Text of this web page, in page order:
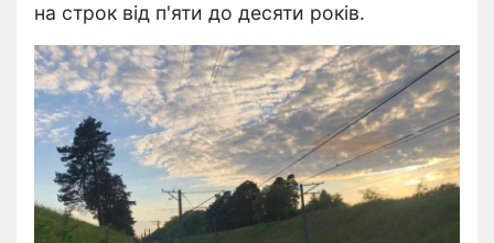
на строк від п'яти до десяти років.